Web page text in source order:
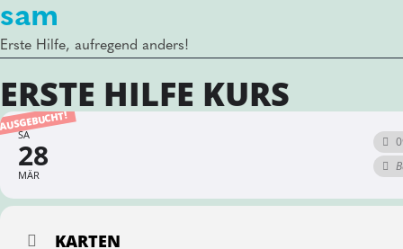
sam
Erste Hilfe, aufregend anders!
ERSTE HILFE KURS
SA
28
MÄR
KARTEN